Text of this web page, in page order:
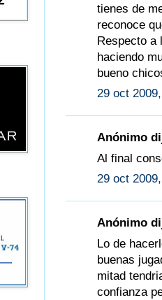
tienes de
reconoce
Respecto a
haciendo
bueno
29 oct
Anónimo
Al final
29 oct
Anónimo
Lo de
buenas
mitad
confianza